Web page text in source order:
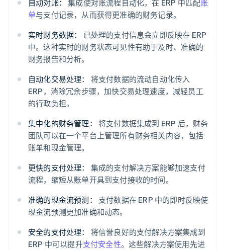
自动对账： 集成使对账流程自动化，在 ERP 中匹配账
单与支付记录，从而获得更准确的财务记录。
实时财务数据：
已处理的支付信息会立即反映在 ERP
中。这种实时的财务状态可见性有助于及时、准确的
财务报告和分析。
自动化交易处理：
将支付数据的流动自动化传入
ERP，消除冗余步骤，加快交易处理速度，减轻员工
的行政负担。
集中化的财务管理：
将支付数据集成到 ERP 后，财务
团队可以在一个平台上管理所有财务相关内容，包括
账单和现金管理。
更快的支付处理：
集成的支付解决方案能够加速支付
流程，缩短从账单开具到支付接收的时间。
准确的现金流预测：
支付数据在 ERP 中的即时反映使
现金流预测更加准确和动态。
安全的支付处理：
将信誉良好的支付解决方案集成到
ERP 中可以提升支付安全性。这些解决方案使用先进